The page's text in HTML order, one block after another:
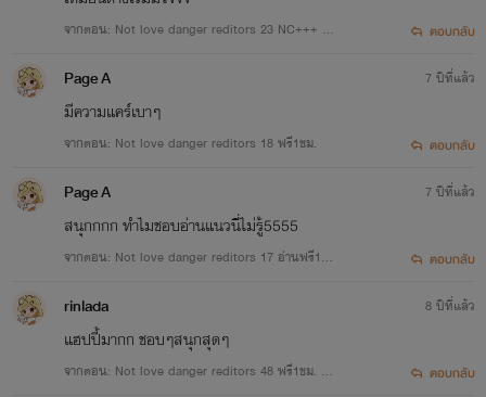
จากตอน: Not love danger reditors 23 NC+++ ฟ
ตอบกลับ
Page A
มีความแคร์เบาๆ
จากตอน: Not love danger reditors 18 ฟรี1ชม.
7 ปีที่แล้ว
ตอบกลับ
Page A
สนุกกกก ทำไมชอบอ่านแนวนี่ไม่รู้5555
จากตอน: Not love danger reditors 17 อ่านฟรี1 ช
7 ปีที่แล้ว
ตอบกลับ
rinlada
แฮปปี้มากก ชอบๆสนุกสุดๆ
จากตอน: Not love danger reditors 48 ฟรี1ชม. E
8 ปีที่แล้ว
ตอบกลับ